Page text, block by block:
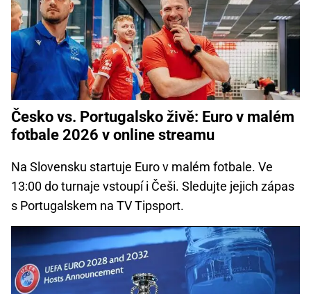
Česko vs. Portugalsko živě: Euro v malém
fotbale 2026 v online streamu
Na Slovensku startuje Euro v malém fotbale. Ve
13:00 do turnaje vstoupí i Češi. Sledujte jejich zápas
s Portugalskem na TV Tipsport.